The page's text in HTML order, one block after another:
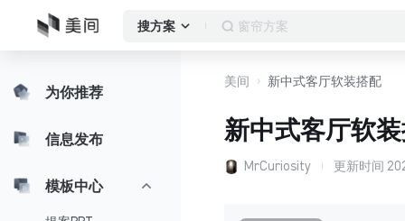
搜方案 客厅
为你推荐
信息发布
模板中心
美间 新中式客厅软装搭配
新中式客厅软
MrCuriosity 更新时间